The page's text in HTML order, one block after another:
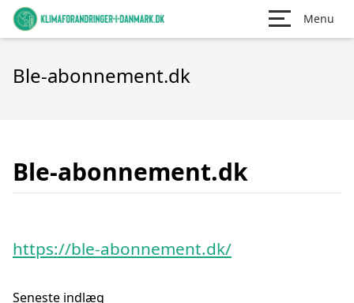
Menu
Ble-abonnement.dk
Ble-abonnement.dk
https://ble-abonnement.dk/
Seneste indlæg